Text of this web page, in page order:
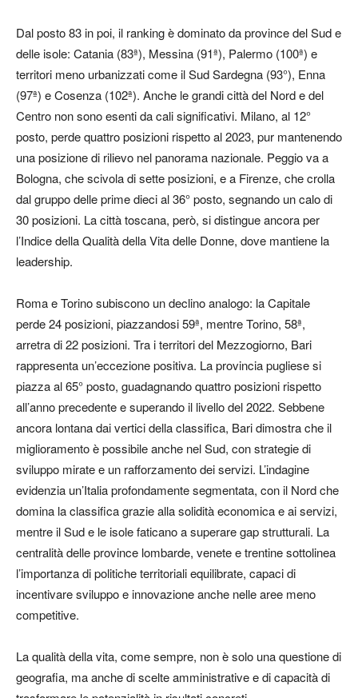
Dal posto 83 in poi, il ranking è dominato da province del Sud e
delle isole: Catania (83ª), Messina (91ª), Palermo (100ª) e
territori meno urbanizzati come il Sud Sardegna (93°), Enna
(97ª) e Cosenza (102ª). Anche le grandi città del Nord e del
Centro non sono esenti da cali significativi. Milano, al 12°
posto, perde quattro posizioni rispetto al 2023, pur mantenendo
una posizione di rilievo nel panorama nazionale. Peggio va a
Bologna, che scivola di sette posizioni, e a Firenze, che crolla
dal gruppo delle prime dieci al 36° posto, segnando un calo di
30 posizioni. La città toscana, però, si distingue ancora per
l’Indice della Qualità della Vita delle Donne, dove mantiene la
leadership.
Roma e Torino subiscono un declino analogo: la Capitale
perde 24 posizioni, piazzandosi 59ª, mentre Torino, 58ª,
arretra di 22 posizioni. Tra i territori del Mezzogiorno, Bari
rappresenta un’eccezione positiva. La provincia pugliese si
piazza al 65° posto, guadagnando quattro posizioni rispetto
all’anno precedente e superando il livello del 2022. Sebbene
ancora lontana dai vertici della classifica, Bari dimostra che il
miglioramento è possibile anche nel Sud, con strategie di
sviluppo mirate e un rafforzamento dei servizi. L’indagine
evidenzia un’Italia profondamente segmentata, con il Nord che
domina la classifica grazie alla solidità economica e ai servizi,
mentre il Sud e le isole faticano a superare gap strutturali. La
centralità delle province lombarde, venete e trentine sottolinea
l’importanza di politiche territoriali equilibrate, capaci di
incentivare sviluppo e innovazione anche nelle aree meno
competitive.
La qualità della vita, come sempre, non è solo una questione di
geografia, ma anche di scelte amministrative e di capacità di